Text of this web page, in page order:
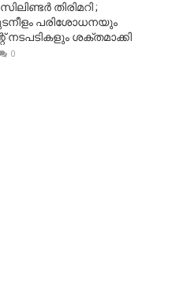
തിരിമറി ;
പരിശോധനയും
നടപടികളും ശക്തമാക്കി
0